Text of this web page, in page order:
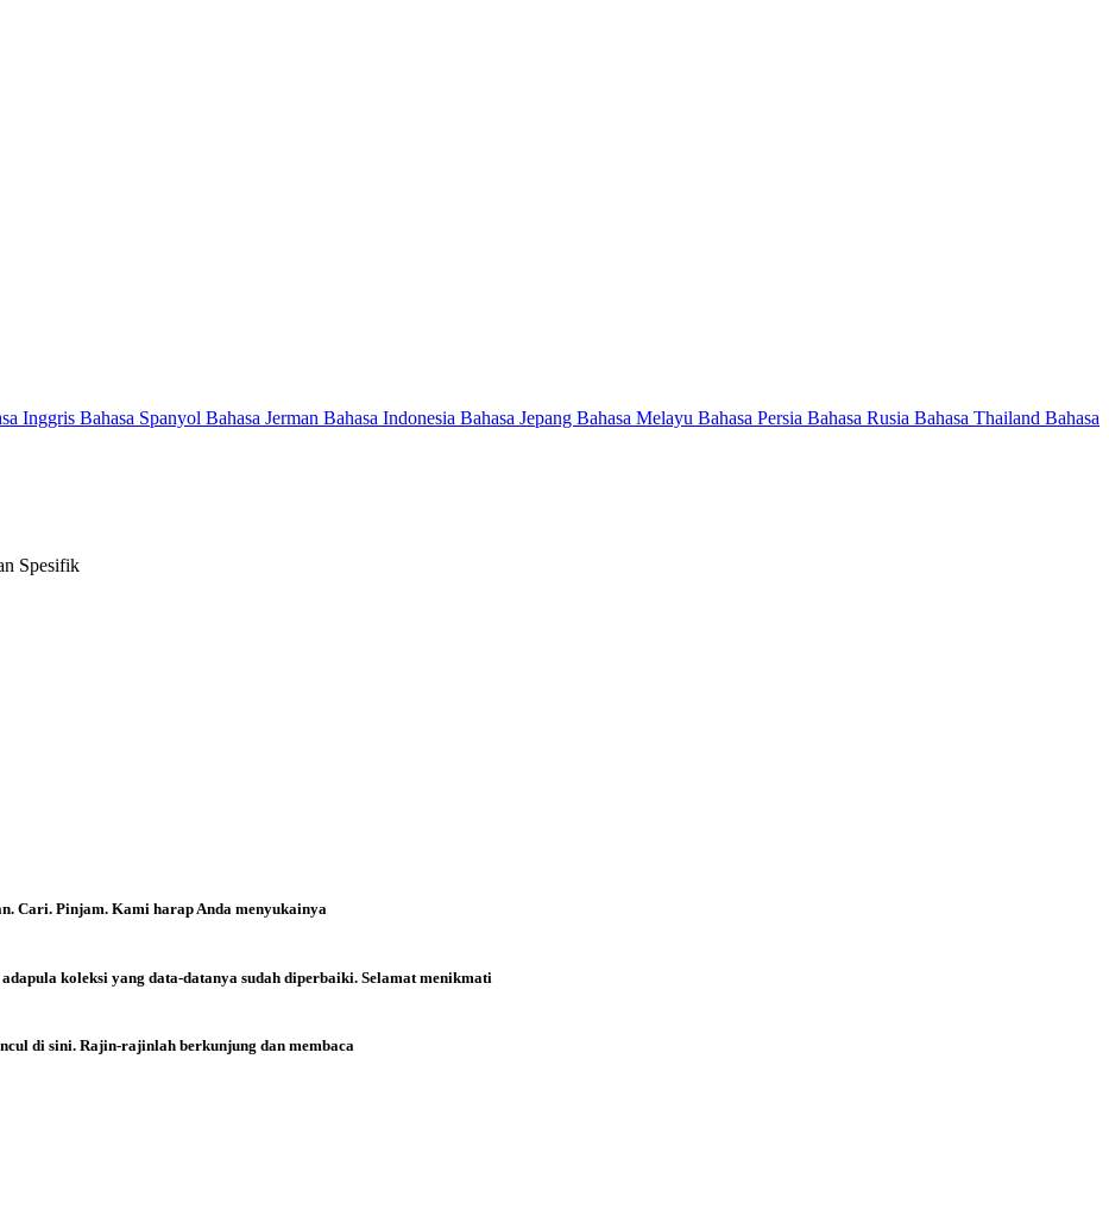
Inggris Bahasa Spanyol Bahasa Jerman Bahasa Indonesia Bahasa Jepang Bahasa Melayu Bahasa Persia Bahasa Rusia Bahasa Thailand Bahasa
Spesifik
Cari. Pinjam. Kami harap Anda menyukainya
koleksi yang data-datanya sudah diperbaiki. Selamat menikmati
di sini. Rajin-rajinlah berkunjung dan membaca